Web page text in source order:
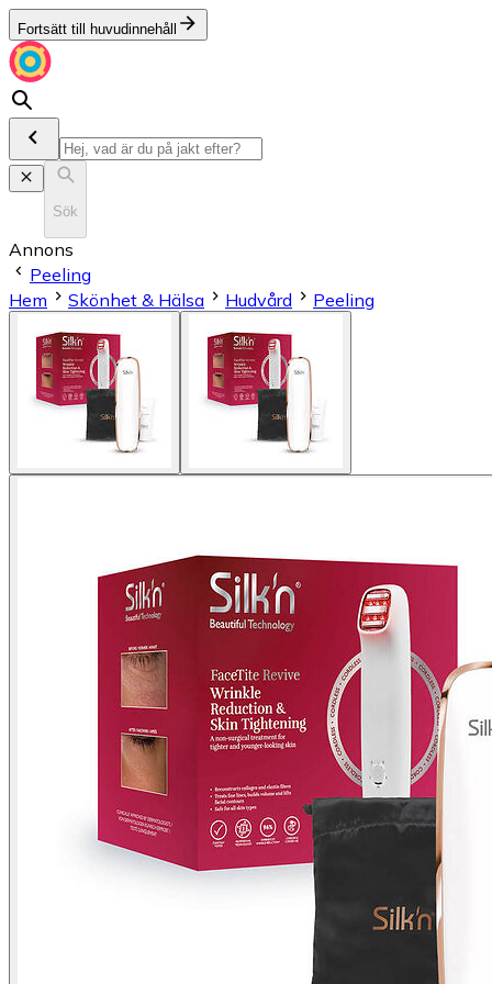
Fortsätt till huvudinnehåll
Sök
Annons
Peeling
Hem
Skönhet & Hälsa Hudvård Peeling